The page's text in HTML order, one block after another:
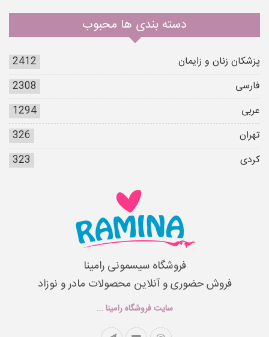
دسته بندی ها محبوب
پزشکان زنان و زایمان
2412
فارسی
2308
عربی
1294
تهران
326
کردی
323
فروشگاه سیسمونی رامینا
فروش حضوری و آنلاین محصولات مادر و نوزاد
سایت فروشگاه رامینا ...